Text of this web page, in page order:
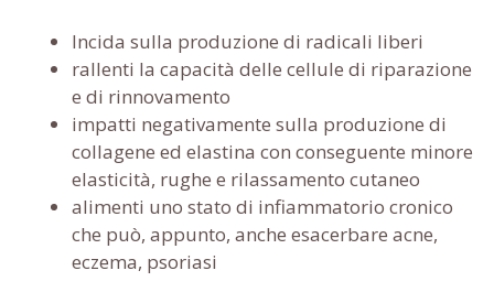
Incida sulla produzione di radicali liberi
rallenti la capacità delle cellule di riparazione
e di rinnovamento
impatti negativamente sulla produzione di
collagene ed elastina con conseguente minore
elasticità, rughe e rilassamento cutaneo
alimenti uno stato di infiammatorio cronico
che può, appunto, anche esacerbare acne,
eczema, psoriasi